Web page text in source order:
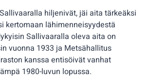
hiljenivät, jäi aita tärkeäksi
kertomaan lähimenneisyydestä
Sallivaaralla oleva aita on
vuonna 1933 ja Metsähallitus
kanssa entisöivät vanhat
1980-luvun lopussa.